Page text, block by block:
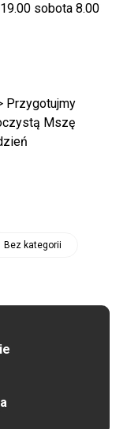
sobota 8.00
Przygotujmy
Mszę
Bez kategorii